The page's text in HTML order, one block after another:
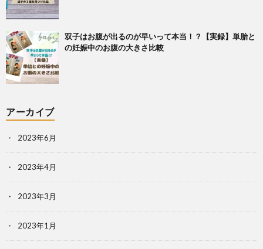
双子はお腹が出るのが早いって本当！？【実録】単胎と
の妊娠中のお腹の大きさ比較
アーカイブ
2023年6月
2023年4月
2023年3月
2023年1月